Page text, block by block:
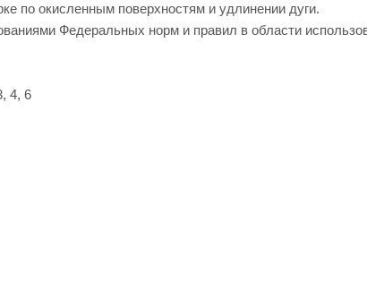
по окисленным поверхностям и удлинении дуги.
Федеральных норм и правил в области
4, 6